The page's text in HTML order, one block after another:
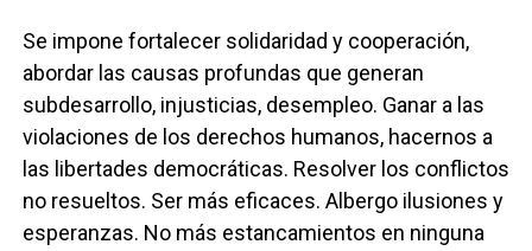
Se impone fortalecer solidaridad y cooperación,
abordar las causas profundas que generan
subdesarrollo, injusticias, desempleo. Ganar a las
violaciones de los derechos humanos, hacernos a
las libertades democráticas. Resolver los conflictos
no resueltos. Ser más eficaces. Albergo ilusiones y
esperanzas. No más estancamientos en ninguna